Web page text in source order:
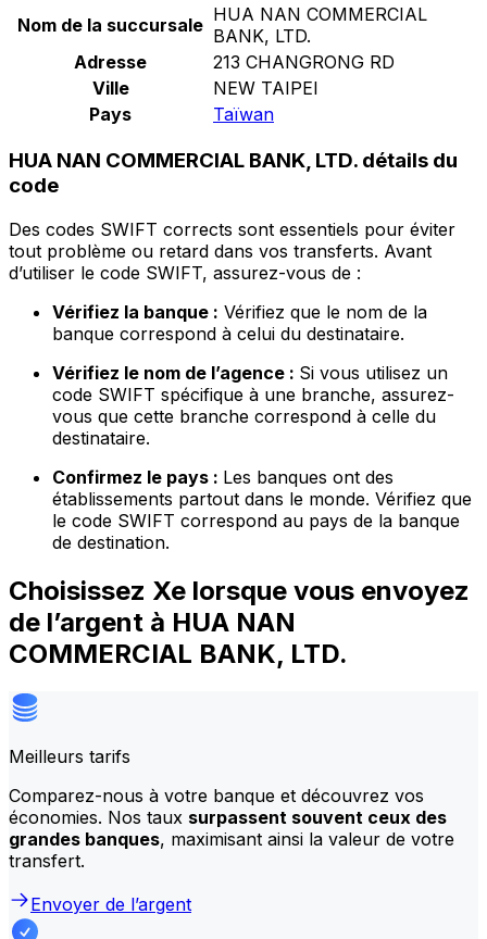
Nom de la succursale HUA NAN COMMERCIAL
BANK, LTD.
Adresse
213 CHANGRONG RD
Ville
NEW TAIPEI
Pays
Taïwan
HUA NAN COMMERCIAL BANK, LTD. détails du
code
Des codes SWIFT corrects sont essentiels pour éviter
tout problème ou retard dans vos transferts. Avant
d’utiliser le code SWIFT, assurez-vous de :
Vérifiez la banque : Vérifiez que le nom de la
banque correspond à celui du destinataire.
Vérifiez le nom de l’agence : Si vous utilisez un
code SWIFT spécifique à une branche, assurez-
vous que cette branche correspond à celle du
destinataire.
Confirmez le pays : Les banques ont des
établissements partout dans le monde. Vérifiez que
le code SWIFT correspond au pays de la banque
de destination.
Choisissez Xe lorsque vous envoyez
de l’argent à HUA NAN
COMMERCIAL BANK, LTD.
Meilleurs tarifs
Comparez-nous à votre banque et découvrez vos
économies. Nos taux surpassent souvent ceux des
grandes banques, maximisant ainsi la valeur de votre
transfert.
Envoyer de l’argent